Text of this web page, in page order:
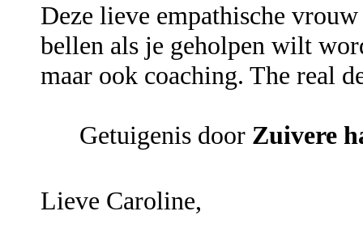
Deze lieve empathische
bellen als je geholpen wilt
maar ook coaching. The real
Getuigenis door Zuivere
Lieve Caroline,